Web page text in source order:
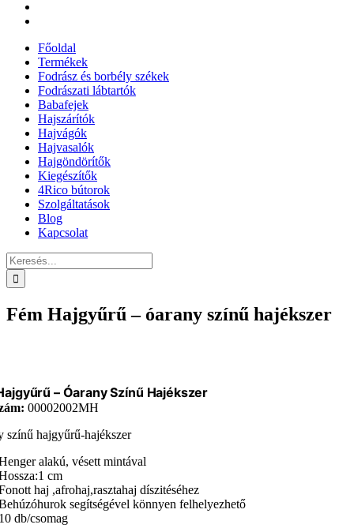
Főoldal
Termékek
Fodrász és borbély székek
Fodrászati lábtartók
Babafejek
Hajszárítók
Hajvágók
Hajvasalók
Hajgöndörítők
Kiegészítők
4Rico bútorok
Szolgáltatások
Blog
Kapcsolat
Keresés...
Fém Hajgyűrű – óarany színű hajékszer
– Óarany Színű Hajékszer
00002002MH
színű hajgyűrű-hajékszer
alakú, vésett mintával
cm
haj ,afrohaj,rasztahaj díszitéséhez
segítségével könnyen felhelyezhető
db/csomag